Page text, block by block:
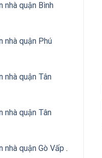
nhà quận Bình
nhà quận Phú
nhà quận Tân
nhà quận Tân
nhà quận Gò Vấp .